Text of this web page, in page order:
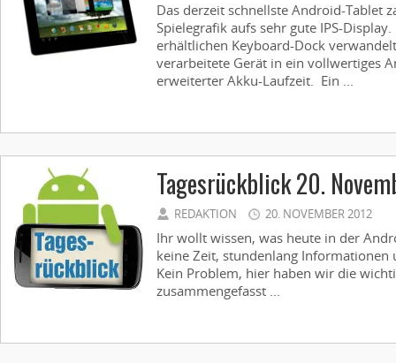
Das derzeit schnellste Android-Tablet
Spielegrafik aufs sehr gute IPS-
erhältlichen Keyboard-Dock
verarbeitete Gerät in ein vollwertiges
erweiterter Akku-Laufzeit. Ein ...
Tagesrückblick 20.
REDAKTION 20. NOVEMBER 2012
Ihr wollt wissen, was heute in der
keine Zeit, stundenlang Informationen
Kein Problem, hier haben wir die
zusammengefasst ...